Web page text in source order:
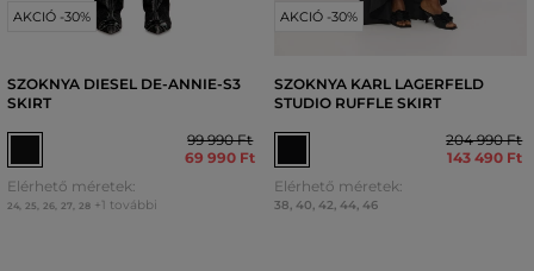
AKCIÓ -30%
SZOKNYA DIESEL DE-ANNIE-S3
SKIRT
99 990 Ft
69 990 Ft
Elérhető méretek:
24, 25 26, 27 28 +1 további
AKCIÓ -30%
SZOKNYA KARL LAGERFELD
STUDIO RUFFLE SKIRT
204 990 Ft
143 490 Ft
Elérhető méretek:
38, 40, 42, 44, 46